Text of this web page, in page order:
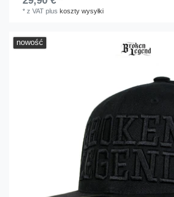
*z VAT pluskoszty wysyłki
nowość